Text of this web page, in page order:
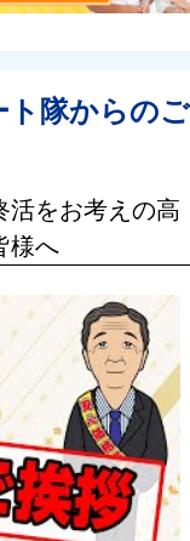
ト隊からのご
活をお考えの高
様へ